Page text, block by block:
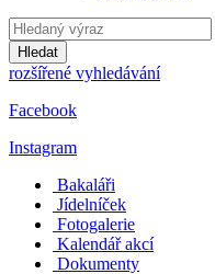
Hledat
rozšířené vyhledávání
Facebook
Instagram
Bakaláři
Jídelníček
Fotogalerie
Kalendář akcí
Dokumenty